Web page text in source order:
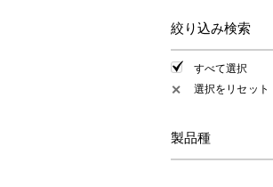
絞り込み検索
すべて選択
✕ 選択をリセット
製品種